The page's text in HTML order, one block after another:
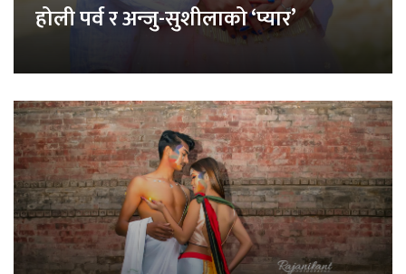
होली पर्व र अन्जु-सुशीलाको ‘प्यार’